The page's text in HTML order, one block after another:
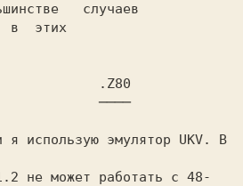
случаев
в  этих
────
я использую эмулятор
UKV.
В
не может работать с 48-